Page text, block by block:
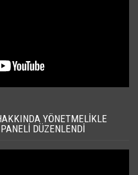
YÖNETMELIKLE
DÜZENLENDI